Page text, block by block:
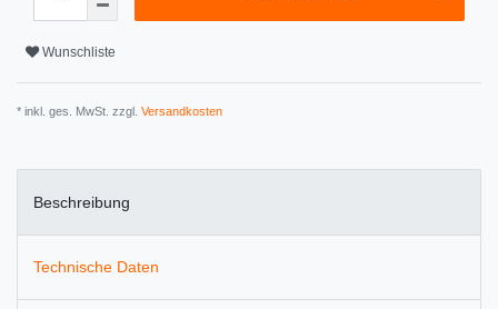
Wunschliste
* inkl. ges. MwSt. zzgl. Versandkosten
Beschreibung
Technische Daten